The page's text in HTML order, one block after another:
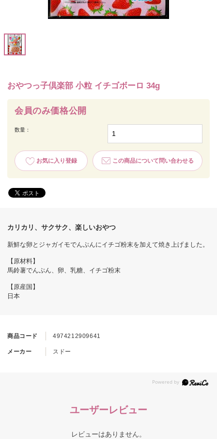
おやつっ子倶楽部 小粒 イチゴボーロ 34g
会員のみ価格公開
数量：
お気に入り登録 この商品について問い合わせる
商品コード 4974212909641
メーカー スドー
カリカリ、サクサク、楽しいおやつ
新鮮な卵とジャガイモでんぷんにイチゴ粉末を加えて焼き上げました。
【原材料】
馬鈴薯でんぷん、卵、乳糖、イチゴ粉末
【原産国】
日本
ユーザーレビュー
レビューはありません。